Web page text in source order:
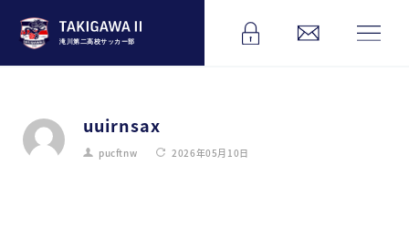
滝川第二高校サッカー部
uuirnsax
pucftnw 2026年05月10日